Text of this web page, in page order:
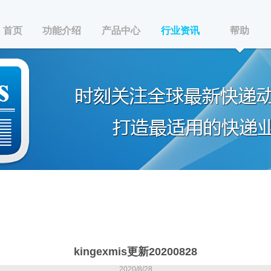
首页 功能介绍 产品中心 行业资讯 帮助
kingexmis更新20200828
2020/8/28